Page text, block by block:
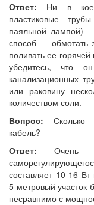
Ответ: Ни в коем
пластиковые
паяльной лампой)
способ — обмотать
поливать ее
убедитесь, что
канализационных
или раковину
количеством соли.
Вопрос: Сколько
кабель?
Ответ: Очень
составляет 10-16
5-метровый участок
несравнимо с